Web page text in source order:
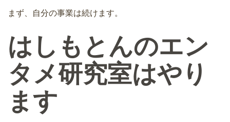
まず、自分の事業は続けます。
はしもとんのエン
タメ研究室はやり
ます